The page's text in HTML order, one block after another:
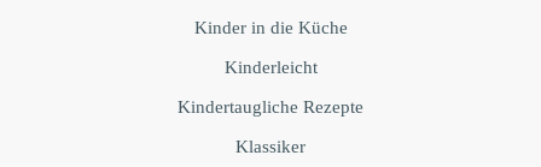
Kinder in die Küche
Kinderleicht
Kindertaugliche Rezepte
Klassiker